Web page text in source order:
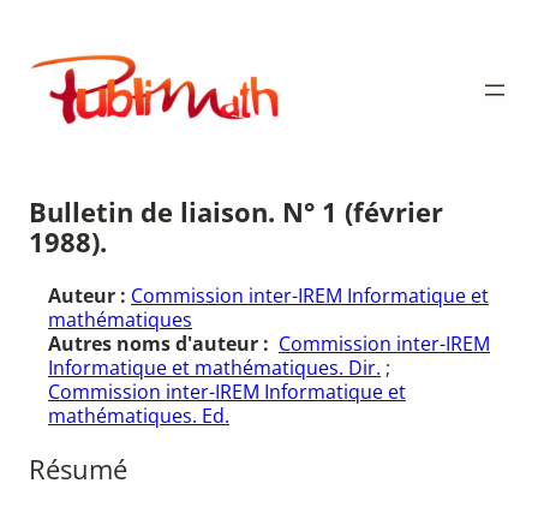
contenu
Publimath
Bulletin de liaison. N° 1 (février
1988).
Auteur : Commission inter-IREM Informatique et
mathématiques
Autres noms d'auteur : Commission inter-IREM
Informatique et mathématiques. Dir. ;
Commission inter-IREM Informatique et
mathématiques. Ed.
Résumé